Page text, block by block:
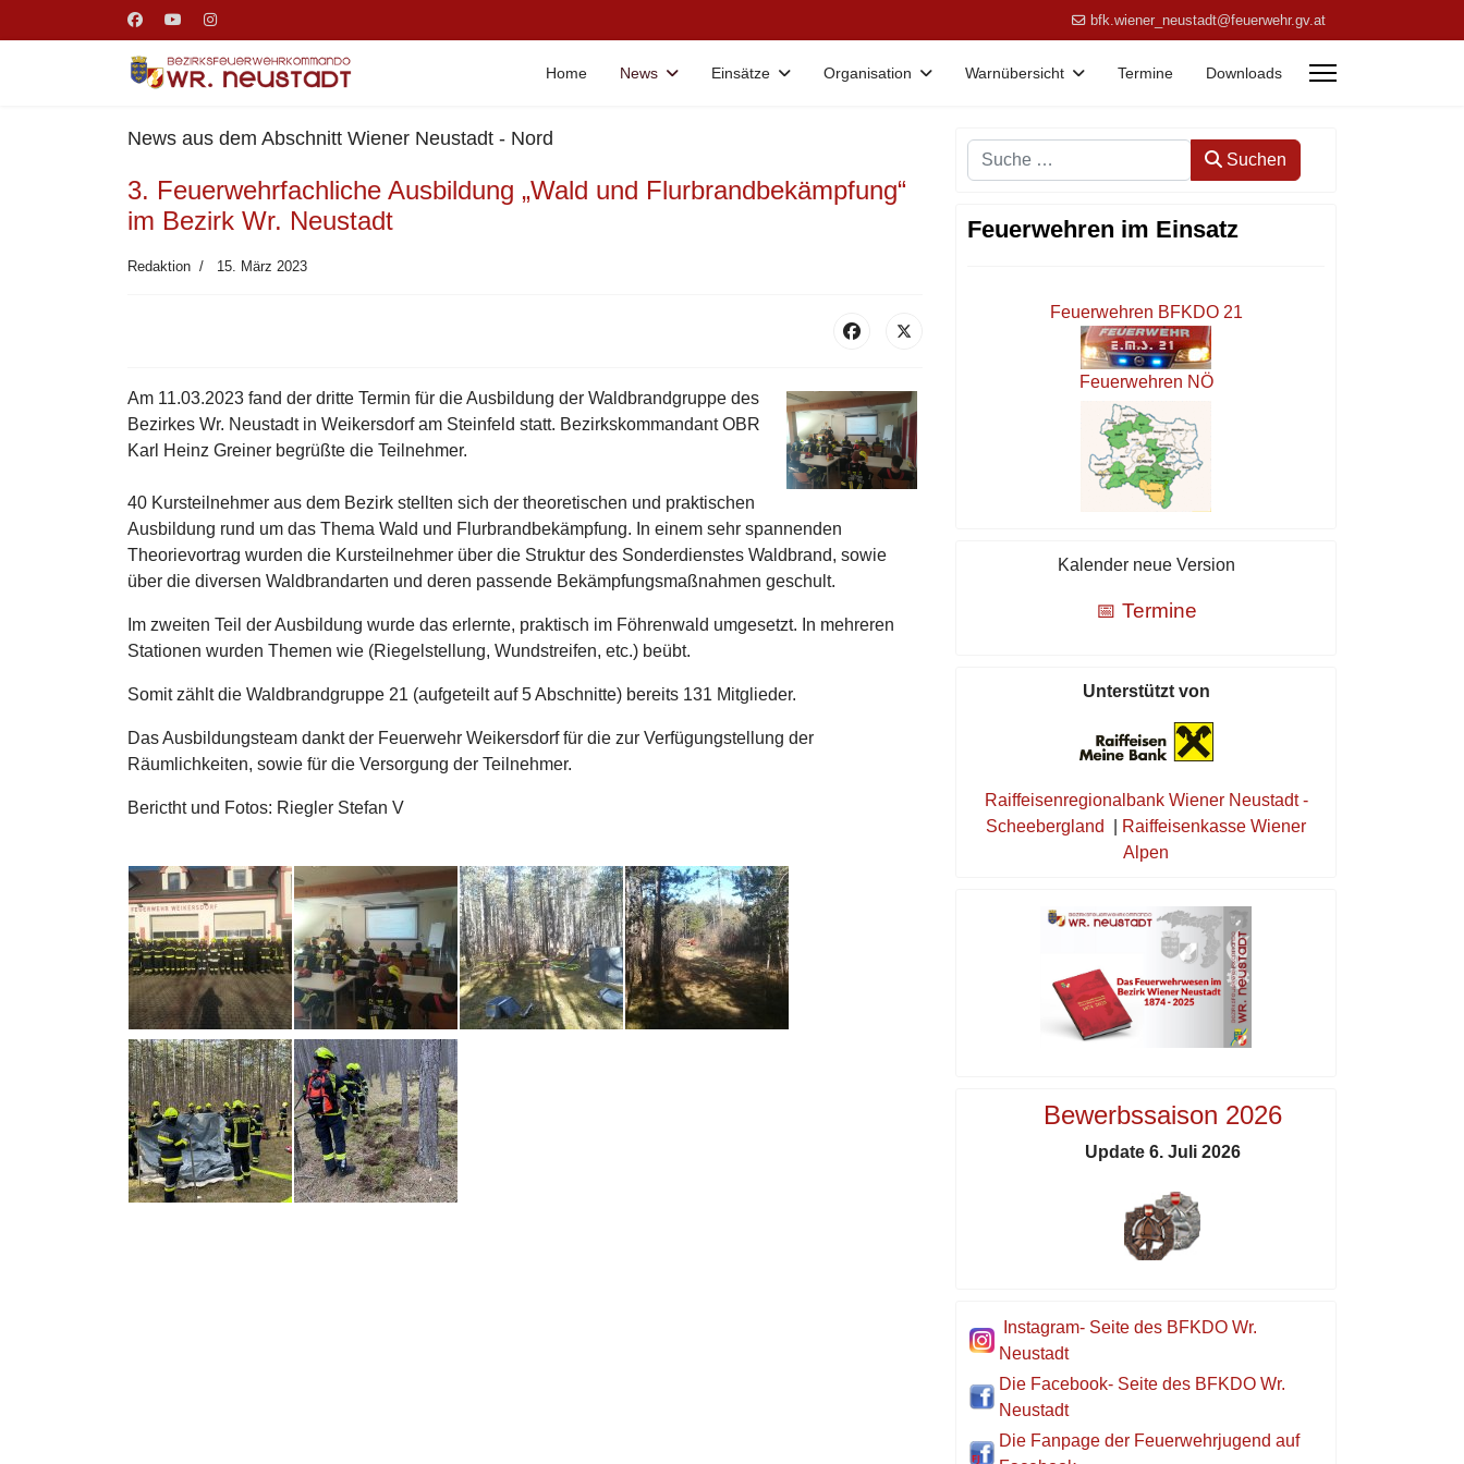
bfk.wiener_neustadt@feuerwehr.gv.at
Home News Einsätze Organisation Warnübersicht Termine Downloads
News aus dem Abschnitt Wiener Neustadt - Nord
3. Feuerwehrfachliche Ausbildung „Wald und Flurbrandbekämpfung“
im Bezirk Wr. Neustadt
Redaktion 15. März 2023
Am 11.03.2023 fand der dritte Termin für die Ausbildung der Waldbrandgruppe des
Bezirkes Wr. Neustadt in Weikersdorf am Steinfeld statt. Bezirkskommandant OBR
Karl Heinz Greiner begrüßte die Teilnehmer.
40 Kursteilnehmer aus dem Bezirk stellten sich der theoretischen und praktischen
Ausbildung rund um das Thema Wald und Flurbrandbekämpfung. In einem sehr spannenden
Theorievortrag wurden die Kursteilnehmer über die Struktur des Sonderdienstes Waldbrand, sowie
über die diversen Waldbrandarten und deren passende Bekämpfungsmaßnahmen geschult.
Im zweiten Teil der Ausbildung wurde das erlernte, praktisch im Föhrenwald umgesetzt. In mehreren
Stationen wurden Themen wie (Riegelstellung, Wundstreifen, etc.) beübt.
Somit zählt die Waldbrandgruppe 21 (aufgeteilt auf 5 Abschnitte) bereits 131 Mitglieder.
Das Ausbildungsteam dankt der Feuerwehr Weikersdorf für die zur Verfügungstellung der
Räumlichkeiten, sowie für die Versorgung der Teilnehmer.
Berictht und Fotos: Riegler Stefan V
Suchen Suchen
Feuerwehren im Einsatz
Feuerwehren BFKDO 21
Feuerwehren NÖ
Kalender neue Version
📅 Termine
Unterstützt von
Raiffeisenregionalbank Wiener Neustadt -
Scheebergland
Raiffeisenkasse Wiener
Alpen
Bewerbssaison 2026
Update 6. Juli 2026
Instagram- Seite des BFKDO Wr.
Neustadt
Die Facebook- Seite des BFKDO Wr.
Neustadt
Die Fanpage der Feuerwehrjugend auf